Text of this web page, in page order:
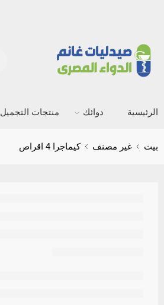
الرئيسية دوائك منتجات التجميل
بيت غير مصنف كيماجرا 4 اقراص